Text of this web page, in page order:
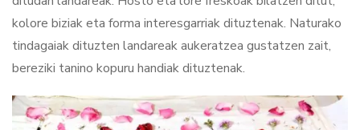
kolore biziak eta forma interesgarriak dituztenak. Naturako
tindagaiak dituzten landareak aukeratzea gustatzen zait,
bereziki tanino kopuru handiak dituztenak.